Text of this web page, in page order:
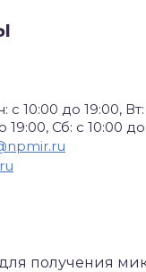
с 10:00 до 19:00,
19:00, Сб: с 10:00
получения